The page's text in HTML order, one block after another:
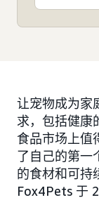
让宠物成为家
求，包括健康
食品市场上值
了自己的第一
的食材和可持
Fox4Pets 于